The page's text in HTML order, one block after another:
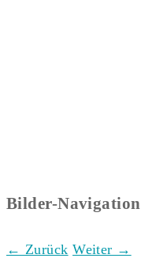
Bilder-Navigation
← Zurück Weiter →